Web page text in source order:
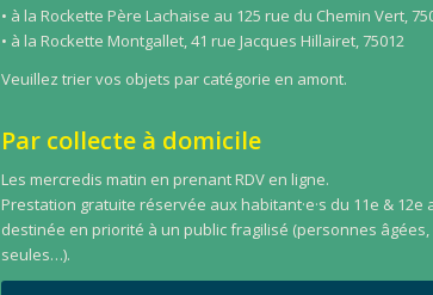
• à la Rockette Père Lachaise au 125 rue du Chemin Vert,
• à la Rockette Montgallet, 41 rue Jacques Hillairet, 75012
Veuillez trier vos objets par catégorie en amont.
Par collecte à domicile
Les mercredis matin en prenant RDV en ligne.
Prestation gratuite réservée aux habitant·e·s du 11e &
destinée en priorité à un public fragilisé (personnes
seules…).